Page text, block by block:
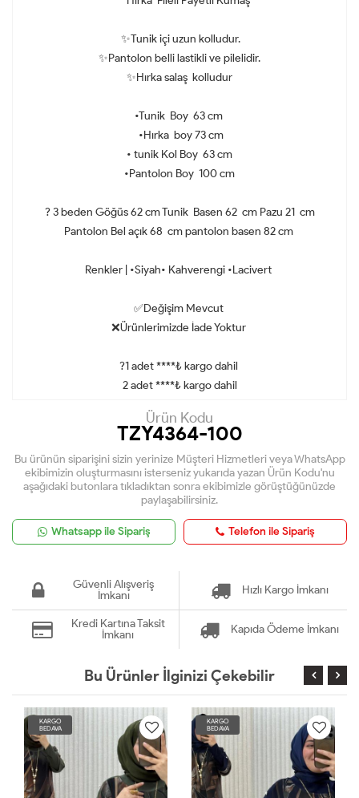
✨Tunik içi uzun kolludur.
✨Pantolon belli lastikli ve pilelidir.
✨Hırka salaş kolludur
•Tunik Boy 63 cm
•Hırka boy 73 cm
• tunik Kol Boy 63 cm
•Pantolon Boy 100 cm
? 3 beden Göğüs 62 cm Tunik Basen 62 cm Pazu 21 cm
Pantolon Bel açık 68 cm pantolon basen 82 cm
Renkler | •Siyah• Kahverengi •Lacivert
✅Değişim Mevcut
❌Ürünlerimizde İade Yoktur
?1 adet ****₺ kargo dahil
2 adet ****₺ kargo dahil
Ürün Kodu
TZY4364-100
Bu ürünün siparişini sizin yerinize Müşteri Hizmetleri veya WhatsApp
ekibimizin oluşturmasını isterseniz yukarıda yazan Ürün Kodu'nu
aşağıdaki butonlara tıkladıktan sonra ekibimizle görüştüğünüzde
paylaşabilirsiniz.
Whatsapp ile Sipariş Telefon ile Sipariş
Güvenli Alışveriş
İmkanı
Hızlı Kargo İmkanı
Kredi Kartına Taksit
İmkanı
Kapıda Ödeme İmkanı
Bu Ürünler İlginizi Çekebilir
KARGO
BEDAVA
KARGO
BEDAVA